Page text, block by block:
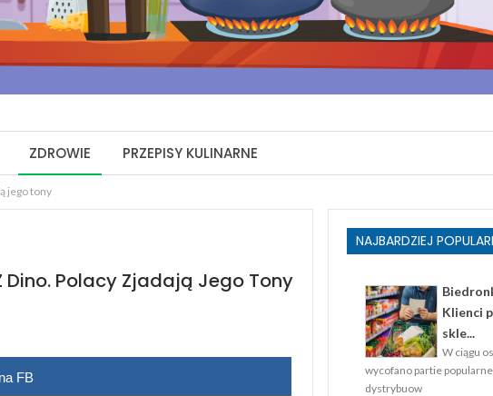
ZDROWIE PRZEPISY KULINARNE
jego tony
Dino. Polacy Zjadają Jego Tony
FB
NAJBARDZIEJ
Klienci
skle...
W ciągu
wycofano partie
dystrybuow